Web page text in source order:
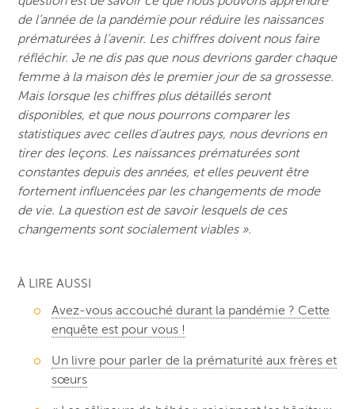
de l’année de la pandémie pour réduire les naissances
prématurées à l’avenir. Les chiffres doivent nous faire
réfléchir. Je ne dis pas que nous devrions garder chaque
femme à la maison dès le premier jour de sa grossesse.
Mais lorsque les chiffres plus détaillés seront
disponibles, et que nous pourrons comparer les
statistiques avec celles d’autres pays, nous devrions en
tirer des leçons. Les naissances prématurées sont
constantes depuis des années, et elles peuvent être
fortement influencées par les changements de mode
de vie. La question est de savoir lesquels de ces
changements sont socialement viables ».
À LIRE AUSSI
Avez-vous accouché durant la pandémie ? Cette
enquête est pour vous !
Un livre pour parler de la prématurité aux frères et
sœurs